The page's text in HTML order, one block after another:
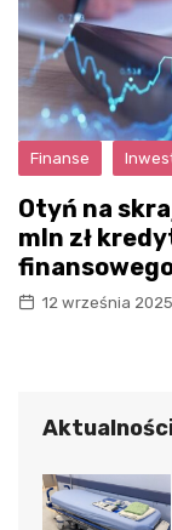
Finanse
Otyń na
mln zł
12 września 2025